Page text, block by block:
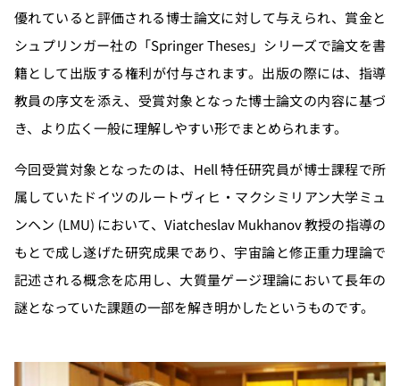
優れていると評価される博士論文に対して与えられ、賞金と
シュプリンガー社の「Springer Theses」シリーズで論文を書
籍として出版する権利が付与されます。出版の際には、指導
教員の序文を添え、受賞対象となった博士論文の内容に基づ
き、より広く一般に理解しやすい形でまとめられます。
今回受賞対象となったのは、Hell 特任研究員が博士課程で所
属していたドイツのルートヴィヒ・マクシミリアン大学ミュ
ンヘン (LMU) において、Viatcheslav Mukhanov 教授の指導の
もとで成し遂げた研究成果であり、宇宙論と修正重力理論で
記述される概念を応用し、大質量ゲージ理論において長年の
謎となっていた課題の一部を解き明かしたというものです。